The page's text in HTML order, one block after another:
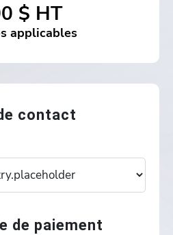
$ HT
applicables
contact
de paiement